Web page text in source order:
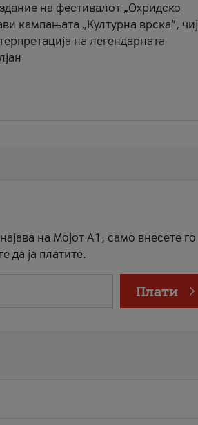
на фестивалот „Охридско
кампањата „Културна врска“, чиј
на легендарната
на Мојот А1, само внесете го
да ја платите.
Плати